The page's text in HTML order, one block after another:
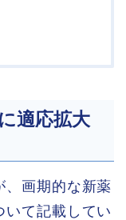
適応拡大
、画期的な新薬
いて記載してい